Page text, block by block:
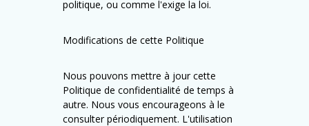
politique, ou comme l'exige la loi.
Modifications de cette Politique
Nous pouvons mettre à jour cette
Politique de confidentialité de temps à
autre. Nous vous encourageons à le
consulter périodiquement. L'utilisation